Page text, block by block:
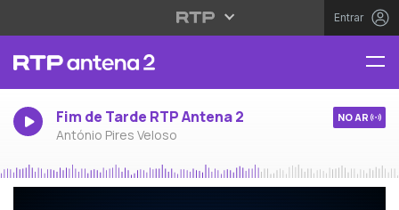
Entrar
Fim de Tarde RTP Antena 2
António Pires Veloso
NO AR